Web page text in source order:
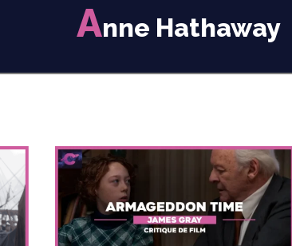
Anne Hathaway